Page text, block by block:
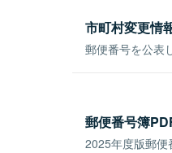
市町村変更情
郵便番号を公表
郵便番号簿
2025年度版郵便